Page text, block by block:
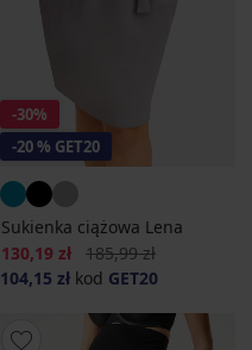
-30%
-20 % GET20
Sukienka ciążowa Lena
Zniżka
130,19 zł Pierwotna cena
185,99 zł
104,15 zł kod GET20